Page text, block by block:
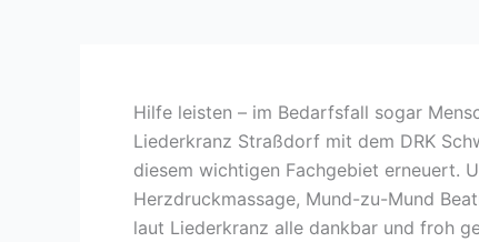
Hilfe leisten – im Bedarfsfall sogar
Liederkranz Straßdorf mit dem DRK
diesem wichtigen Fachgebiet erneuert.
Herzdruckmassage, Mund-zu-Mund
laut Liederkranz alle dankbar und froh